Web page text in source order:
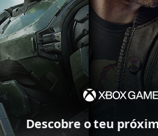
Descobre o teu